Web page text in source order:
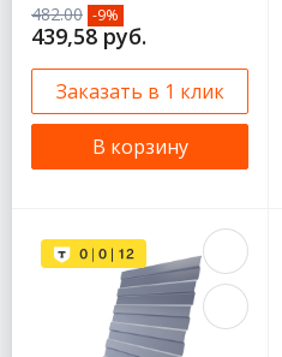
482.00 -9%
439,58 руб.
Заказать в 1 клик
В корзину